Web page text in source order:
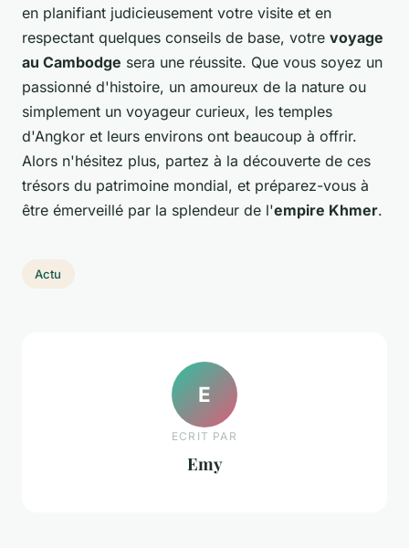
en planifiant judicieusement votre visite et en
respectant quelques conseils de base, votre voyage
au Cambodge sera une réussite. Que vous soyez un
passionné d'histoire, un amoureux de la nature ou
simplement un voyageur curieux, les temples
d'Angkor et leurs environs ont beaucoup à offrir.
Alors n'hésitez plus, partez à la découverte de ces
trésors du patrimoine mondial, et préparez-vous à
être émerveillé par la splendeur de l'empire Khmer.
Actu
E
ECRIT PAR
Emy